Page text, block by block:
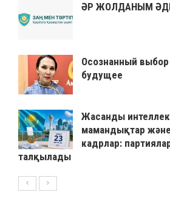
ӘР ЖОЛДАНЫМ
Осознанный
будущее
Жасанды
мамандықтар
кадрлар:
талқылады